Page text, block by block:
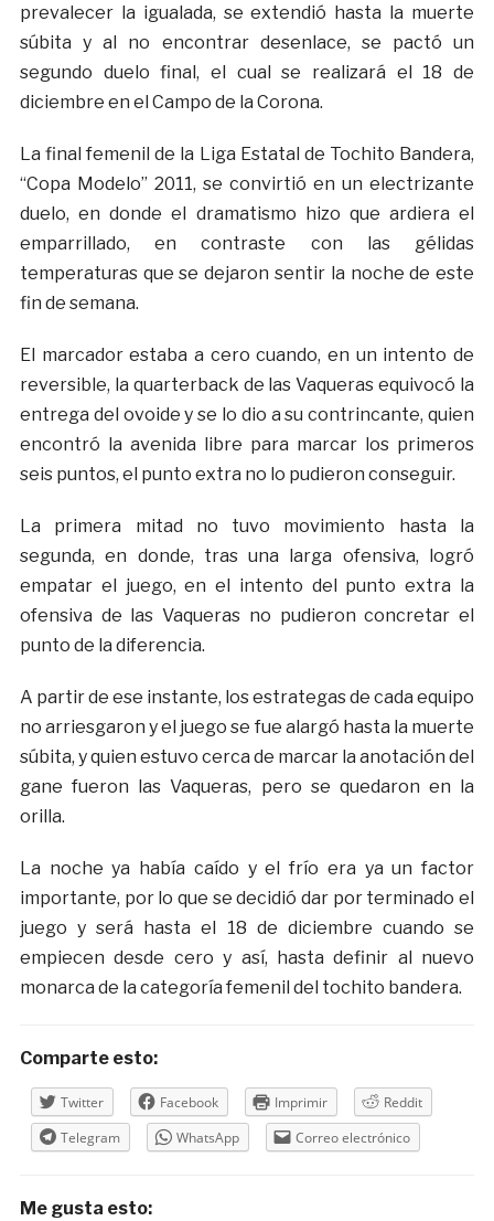
prevalecer la igualada, se extendió hasta la muerte
súbita y al no encontrar desenlace, se pactó un
segundo duelo final, el cual se realizará el 18 de
diciembre en el Campo de la Corona.
La final femenil de la Liga Estatal de Tochito Bandera,
“Copa Modelo” 2011, se convirtió en un electrizante
duelo, en donde el dramatismo hizo que ardiera el
emparrillado, en contraste con las gélidas
temperaturas que se dejaron sentir la noche de este
fin de semana.
El marcador estaba a cero cuando, en un intento de
reversible, la quarterback de las Vaqueras equivocó la
entrega del ovoide y se lo dio a su contrincante, quien
encontró la avenida libre para marcar los primeros
seis puntos, el punto extra no lo pudieron conseguir.
La primera mitad no tuvo movimiento hasta la
segunda, en donde, tras una larga ofensiva, logró
empatar el juego, en el intento del punto extra la
ofensiva de las Vaqueras no pudieron concretar el
punto de la diferencia.
A partir de ese instante, los estrategas de cada equipo
no arriesgaron y el juego se fue alargó hasta la muerte
súbita, y quien estuvo cerca de marcar la anotación del
gane fueron las Vaqueras, pero se quedaron en la
orilla.
La noche ya había caído y el frío era ya un factor
importante, por lo que se decidió dar por terminado el
juego y será hasta el 18 de diciembre cuando se
empiecen desde cero y así, hasta definir al nuevo
monarca de la categoría femenil del tochito bandera.
Comparte esto:
Twitter Facebook Imprimir
Reddit
Telegram
WhatsApp Correo electrónico
Me gusta esto: